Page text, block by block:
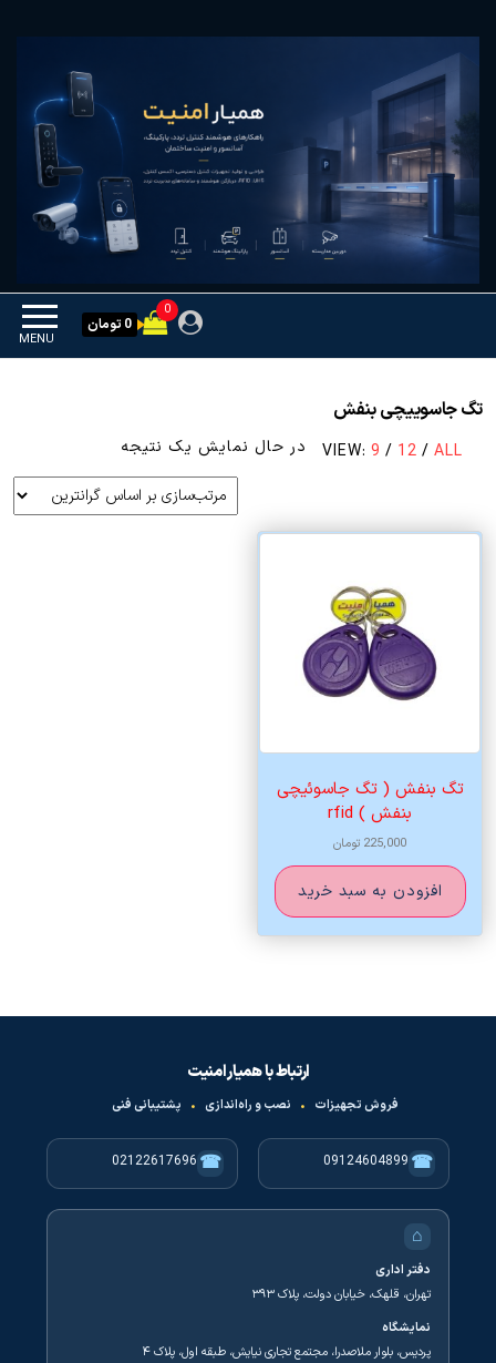
همیار امنیت
MENU
0
0 تومان
تگ جاسوییچی بنفش
VIEW: 9 / 12 / ALL در حال نمایش یک نتیجه
تگ بنفش ( تگ جاسوئیچی
بنفش ) rfid
225,000 تومان
افزودن به سبد خرید
ارتباط با همیار امنیت
فروش تجهیزات • نصب و راه‌اندازی • پشتیبانی فنی
☎
09124604899
☎
02122617696
⌂
دفتر اداری
تهران، قلهک، خیابان دولت، پلاک ۳۹۳
نمایشگاه
پردیس، بلوار ملاصدرا، مجتمع تجاری نیایش، طبقه اول، پلاک ۴